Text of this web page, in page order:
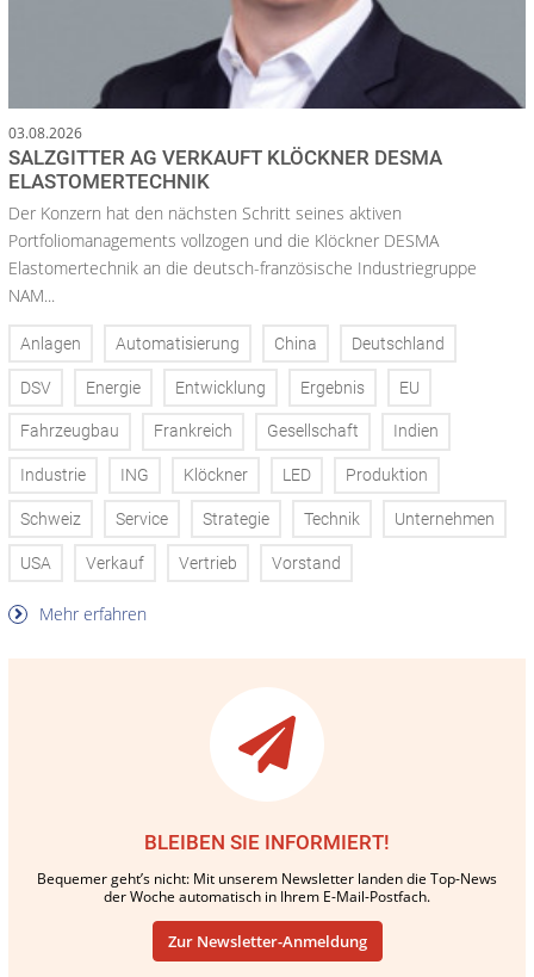
03.08.2026
SALZGITTER AG VERKAUFT KLÖCKNER DESMA
ELASTOMERTECHNIK
Der Konzern hat den nächsten Schritt seines aktiven
Portfoliomanagements vollzogen und die Klöckner DESMA
Elastomertechnik an die deutsch-französische Industriegruppe
NAM...
Anlagen Automatisierung China Deutschland
DSV Energie Entwicklung Ergebnis EU
Fahrzeugbau Frankreich Gesellschaft Indien
Industrie ING Klöckner LED Produktion
Schweiz Service Strategie Technik Unternehmen
USA Verkauf Vertrieb Vorstand
Mehr erfahren
BLEIBEN SIE INFORMIERT!
Bequemer geht’s nicht: Mit unserem Newsletter landen die Top-News
der Woche automatisch in Ihrem E-Mail-Postfach.
Zur Newsletter-Anmeldung